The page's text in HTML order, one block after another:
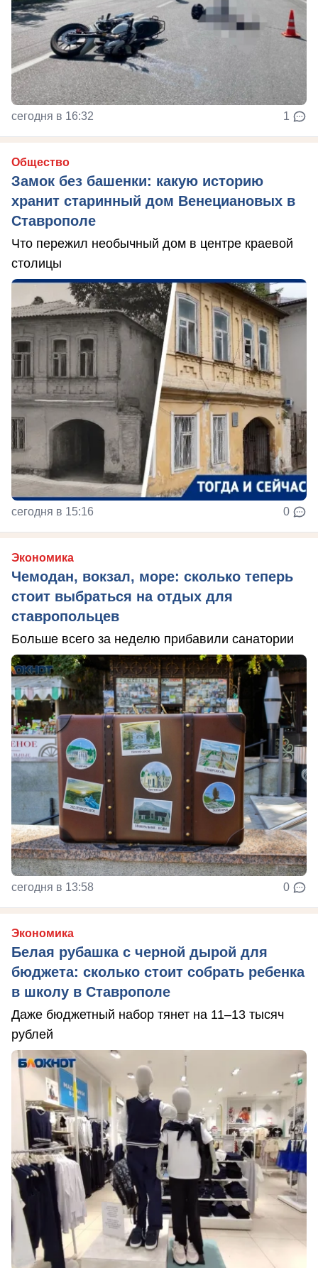
сегодня в 16:32 1
Общество
Замок без башенки: какую историю
хранит старинный дом Венециановых в
Ставрополе
Что пережил необычный дом в центре краевой
столицы
сегодня в 15:16 0
Экономика
Чемодан, вокзал, море: сколько теперь
стоит выбраться на отдых для
ставропольцев
Больше всего за неделю прибавили санатории
сегодня в 13:58 0
Экономика
Белая рубашка с черной дырой для
бюджета: сколько стоит собрать ребенка
в школу в Ставрополе
Даже бюджетный набор тянет на 11–13 тысяч
рублей